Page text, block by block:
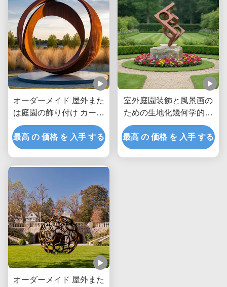
オーダーメイド 屋外また
は庭園の飾り付け カーテ
ン鋼リング
最高 の 価格 を 入手 する
室外庭園装飾と風景画の
ための生地化幾何学的コ
ーテン鋼彫刻
最高 の 価格 を 入手 する
オーダーメイド 屋外また